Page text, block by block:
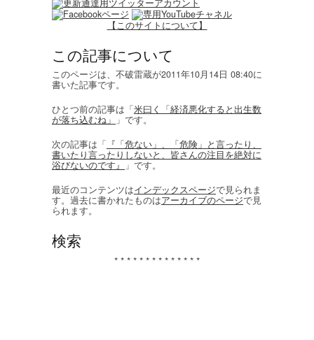
【このサイトについて】
この記事について
このページは、不破雷蔵が2011年10月14日 08:40に
書いた記事です。
ひとつ前の記事は「米曰く「経済悪化すると出生数
が落ち込むね」
」です。
次の記事は「 『「危ない」、「危険」と言ったり、
書いたり言ったりしないと、皆さんの注目を絶対に
浴びないのです』
」です。
最近のコンテンツはインデックスページで見られま
す。過去に書かれたものはアーカイブのページで見
られます。
検索
* * * * * * * * * * * * * *